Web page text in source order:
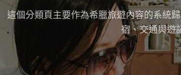
這個分類頁主要作為希臘旅遊內容的系統
宿、交通與遊